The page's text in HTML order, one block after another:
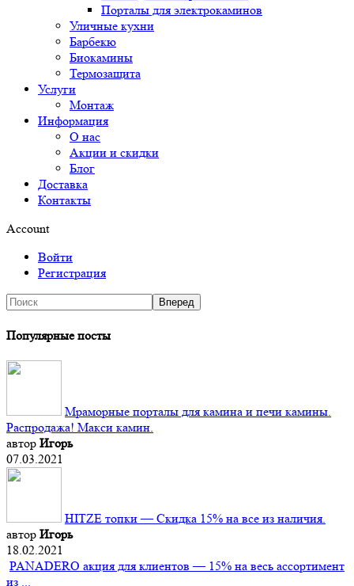
Порталы для электрокаминов
Уличные кухни
Барбекю
Биокамины
Термозащита
Услуги
Монтаж
Информация
О нас
Акции и скидки
Блог
Доставка
Контакты
Account
Войти
Регистрация
Популярные посты
Мраморные порталы для камина и печи камины.
Распродажа! Макси камин.
автор Игорь
07.03.2021
HITZE топки — Скидка 15% на все из наличия.
автор Игорь
18.02.2021
PANADERO акция для клиентов — 15% на весь ассортимент
из ...